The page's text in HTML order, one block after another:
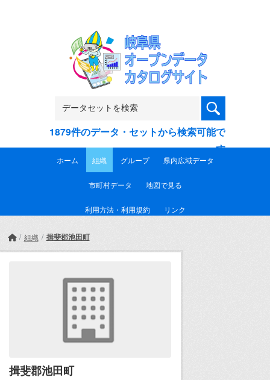
1879件のデータ・セットから検索可能で
す
ホーム 組織 グループ 県内広域データ
市町村データ 地図で見る
利用方法・利用規約 リンク
組織 揖斐郡池田町
揖斐郡池田町